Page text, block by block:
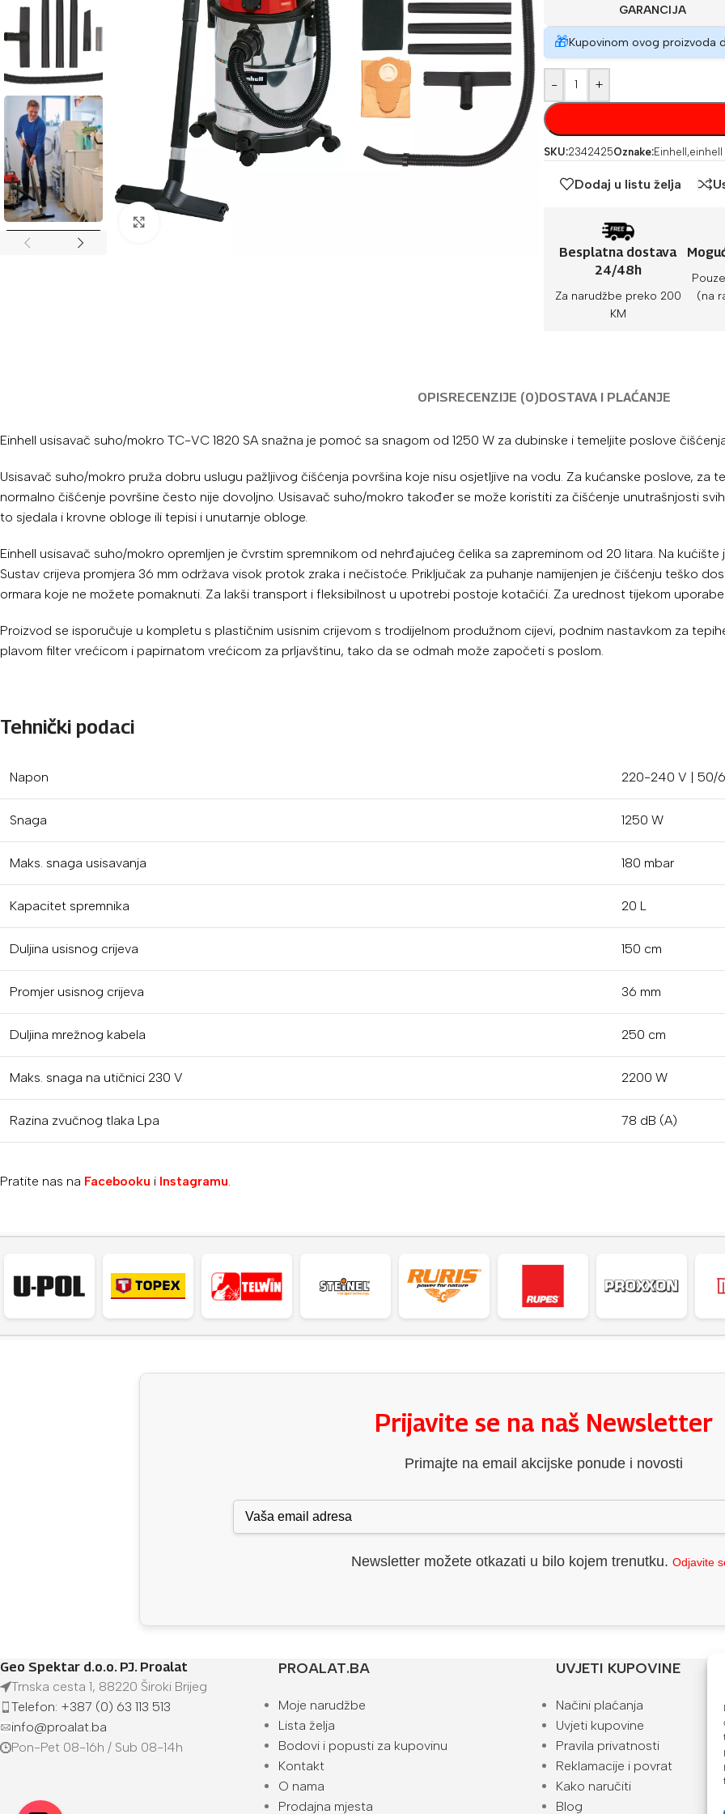
Povećaj sliku
GARANCIJA
🎁Kupovinom ovog proizvoda
- +
SKU:2342425Oznake:Einhell,einhell
Dodaj u listu želja
Besplatna dostava
24/48h
Za narudžbe preko 200
KM
(na
OPISRECENZIJE (0)DOSTAVA I PLAĆANJE
Einhell usisavač suho/mokro TC-VC 1820 SA snažna je pomoć sa snagom od 1250 W za dubinske i temeljite poslove
Usisavač suho/mokro pruža dobru uslugu pažljivog čišćenja površina koje nisu osjetljive na vodu. Za kućanske poslove, za
normalno čišćenje površine često nije dovoljno. Usisavač suho/mokro također se može koristiti za čišćenje unutrašnjosti
to sjedala i krovne obloge ili tepisi i unutarnje obloge.
Einhell usisavač suho/mokro opremljen je čvrstim spremnikom od nehrđajućeg čelika sa zapreminom od 20 litara. Na
Sustav crijeva promjera 36 mm održava visok protok zraka i nečistoće. Priključak za puhanje namijenjen je čišćenju teško
ormara koje ne možete pomaknuti. Za lakši transport i fleksibilnost u upotrebi postoje kotačići. Za urednost tijekom
Proizvod se isporučuje u kompletu s plastičnim usisnim crijevom s trodijelnom produžnom cijevi, podnim nastavkom za
plavom filter vrećicom i papirnatom vrećicom za prljavštinu, tako da se odmah može započeti s poslom.
Tehnički podaci
Napon 220-240 V | 50/
Snaga 1250 W
Maks. snaga usisavanja 180 mbar
Kapacitet spremnika 20 L
Duljina usisnog crijeva 150 cm
Promjer usisnog crijeva 36 mm
Duljina mrežnog kabela 250 cm
Maks. snaga na utičnici 230 V 2200 W
Razina zvučnog tlaka Lpa 78 dB (A)
Pratite nas na Facebooku i Instagramu.
Prijavite se na naš Newsletter
Primajte na email akcijske ponude i novosti
Newsletter možete otkazati u bilo kojem trenutku. Odjavite
Geo Spektar d.o.o. PJ. Proalat
Trnska cesta 1, 88220 Široki Brijeg
Telefon: +387 (0) 63 113 513
info@proalat.ba
Pon-Pet 08-16h / Sub 08-14h
PROALAT.BA
Moje narudžbe
Lista želja
Bodovi i popusti za kupovinu
Kontakt
O nama
Prodajna mjesta
UVJETI KUPOVINE
Načini plaćanja
Uvjeti kupovine
Pravila privatnosti
Reklamacije i povrat
Kako naručiti
Blog